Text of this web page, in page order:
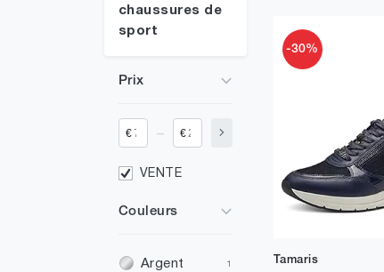
chaussures de
sport
Prix
€ €
VENTE
Couleurs
Argent 1
-30%
Tamaris